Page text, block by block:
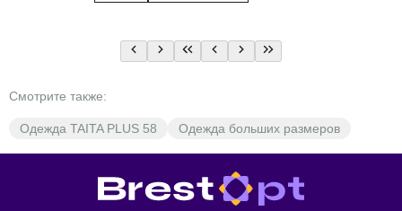
Смотрите также:
Одежда TAITA PLUS 58 Одежда больших размеров